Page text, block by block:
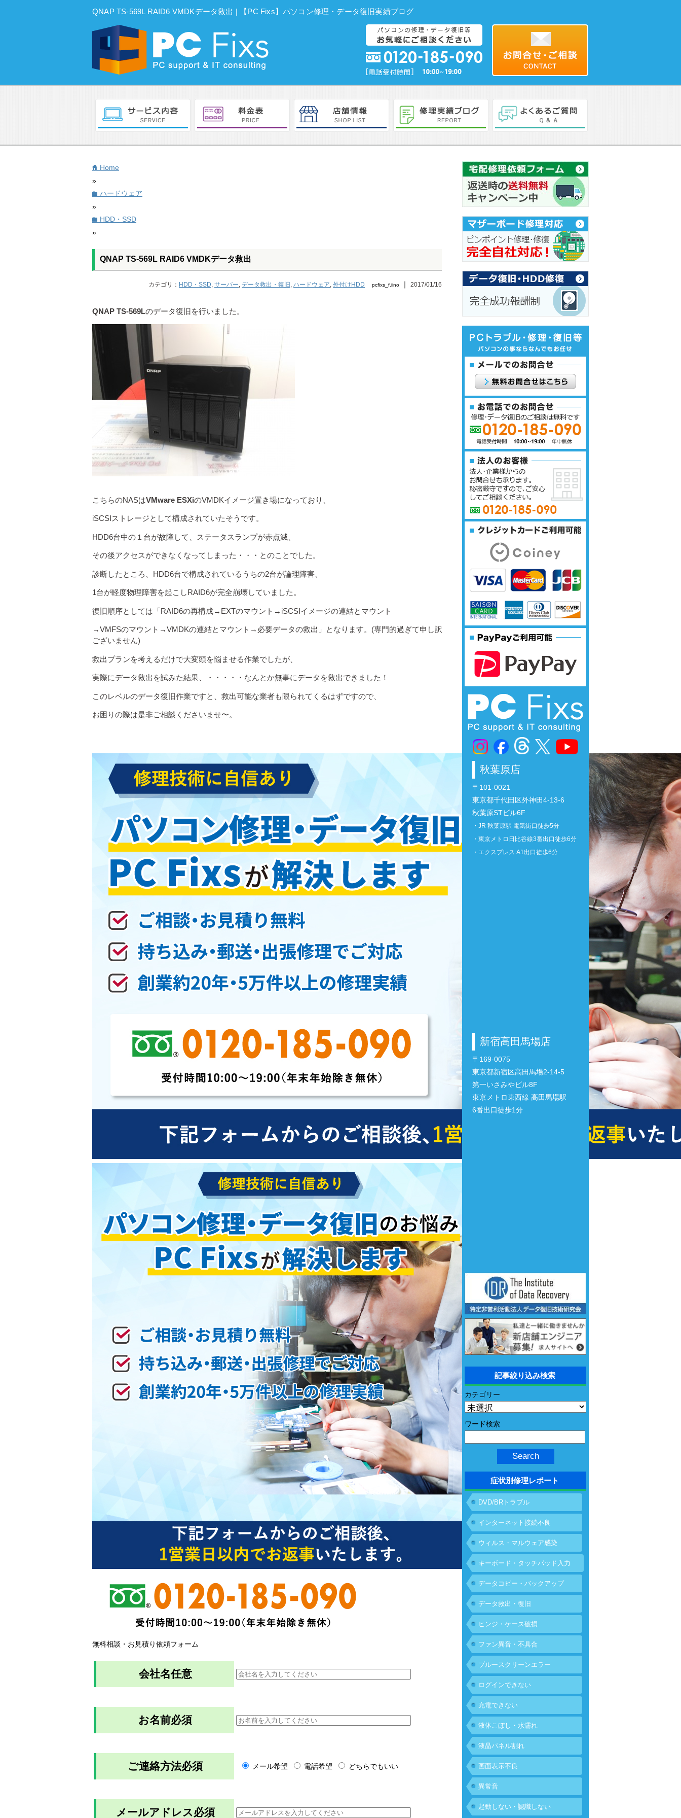
QNAP TS-569L RAID6 VMDKデータ救出 | 【PC Fixs】パソコン修理・データ復旧実績ブログ
home Home
»
folder ハードウェア
»
folder HDD・SSD
»
QNAP TS-569L RAID6 VMDKデータ救出
カテゴリ： HDD・SSD, サーバー, データ救出・復旧 , ハードウェア, 外付けHDD pcfixs_f.iino ｜ 2017/01/16
QNAP TS-569Lのデータ復旧を行いました。
こちらのNASはVMware ESXiのVMDKイメージ置き場になっており、
iSCSIストレージとして構成されていたそうです。
HDD6台中の１台が故障して、ステータスランプが赤点滅、
その後アクセスができなくなってしまった・・・とのことでした。
診断したところ、HDD6台で構成されているうちの2台が論理障害、
1台が軽度物理障害を起こしRAID6が完全崩壊していました。
復旧順序としては「RAID6の再構成→EXTのマウント→iSCSIイメージの連結とマウント
→VMFSのマウント→VMDKの連結とマウント→必要データの救出」となります。(専門的過ぎて申し訳
ございません)
救出プランを考えるだけで大変頭を悩ませる作業でしたが、
実際にデータ救出を試みた結果、・・・・・なんとか無事にデータを救出できました！
このレベルのデータ復旧作業ですと、救出可能な業者も限られてくるはずですので、
お困りの際は是非ご相談くださいませ〜。
無料相談・お見積り依頼フォーム
会社名任意
お名前必須
ご連絡方法必須 メール希望 電話希望 どちらでもいい
メールアドレス必須
秋葉原店
〒101-0021
東京都千代田区外神田4-13-6
秋葉原STビル6F
・JR 秋葉原駅 電気街口徒歩5分
・東京メトロ日比谷線3番出口徒歩6分
・エクスプレス A1出口徒歩6分
新宿高田馬場店
〒169-0075
東京都新宿区高田馬場2-14-5
第一いさみやビル8F
東京メトロ東西線 高田馬場駅
6番出口徒歩1分
記事絞り込み検索
カテゴリー
ワード検索
症状別修理レポート
DVD/BRトラブル
インターネット接続不良
ウィルス・マルウェア感染
キーボード・タッチパッド入力
不具合
データコピー・バックアップ
データ救出・復旧
ヒンジ・ケース破損
ファン異音・不具合
ブルースクリーンエラー
ログインできない
充電できない
液体こぼし・水濡れ
液晶パネル割れ
画面表示不良
異常音
起動しない・認識しない